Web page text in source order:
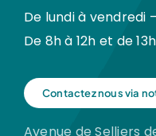
De lundi à vendredi
De 8h à 12h et de
Contactez nous via
Avenue de Selliers